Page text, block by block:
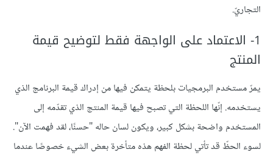
التجاريّ.
1- الاعتماد على الواجهة فقط لتوضيح قيمة
المنتج
يمرّ مستخدم البرمجيات بلحظة يتمكن فيها من إدراك قيمة البرنامج الذي
يستخدمه. إنّها اللحظة التي تصبح فيها قيمة المنتج الذي تقدّمه إلى
المستخدم واضحة بشكل كبير، ويكون لسان حاله "حسنًا، لقد فهمت الآن".
لسوء الحظّ قد تأتي لحظة الفهم هذه متأخرة بعض الشيء خصوصًا عندما